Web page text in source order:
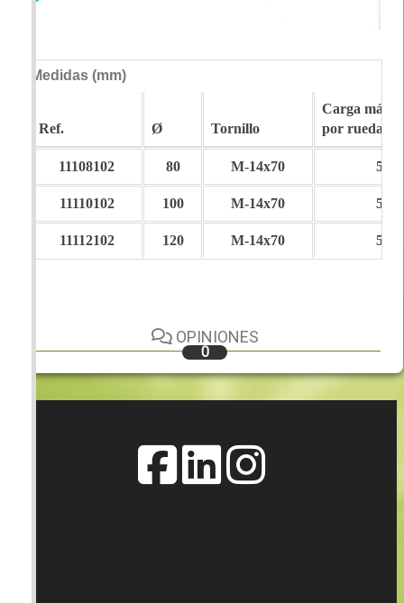
Medidas (mm)
Ref. Ø Tornillo
Carga
por rueda
11108102 80 M-14x70 540
11110102 100 M-14x70 540
11112102 120 M-14x70 540
OPINIONES
0